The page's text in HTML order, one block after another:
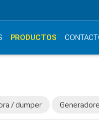
PRODUCTOS
/ dumper